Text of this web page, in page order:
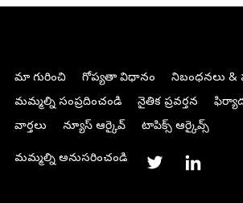
మా గురించి గోప్యతా విధానం
నిబంధనలు &
మమ్మల్ని సంప్రదించండి
నైతిక ప్రవర్తన
వార్తలు
న్యూస్ ఆర్కైవ్ టాపిక్స్ ఆర్కైవ్స్
మమ్మల్ని అనుసరించండి